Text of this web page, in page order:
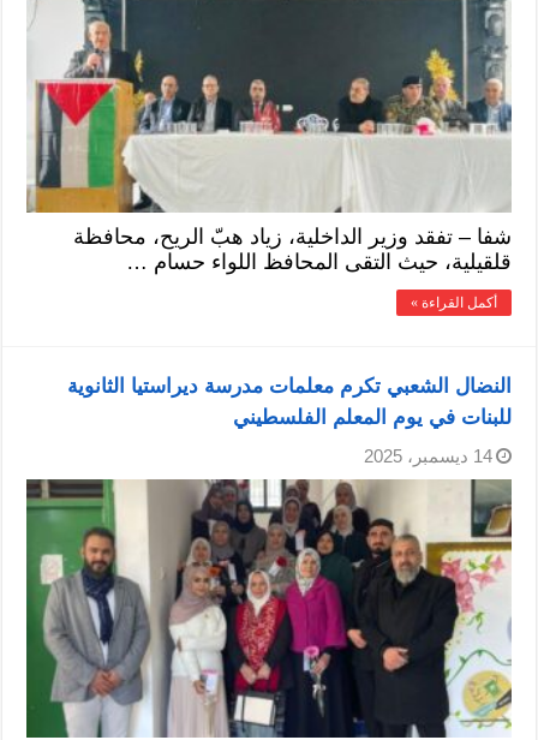
شفا – تفقد وزير الداخلية، زياد هبّ الريح، محافظة
قلقيلية، حيث التقى المحافظ اللواء حسام …
أكمل القراءة »
النضال الشعبي تكرم معلمات مدرسة ديراستيا الثانوية
للبنات في يوم المعلم الفلسطيني
14 ديسمبر، 2025